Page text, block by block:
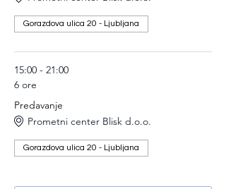
Gorazdova ulica 20 - Ljubljana
15:00 - 21:00
6 ore
Predavanje
Prometni center Blisk d.o.o.
Gorazdova ulica 20 - Ljubljana